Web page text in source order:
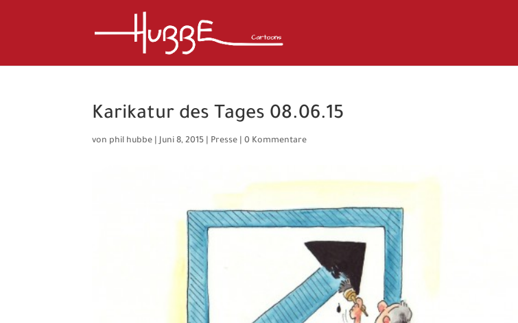
Karikatur des Tages 08.06.15
von phil hubbe |Juni 8, 2015 Presse |0 Kommentare